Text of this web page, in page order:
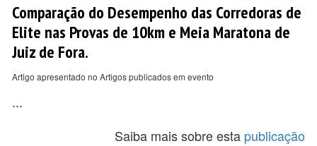
Comparação do Desempenho das Corredoras de
Elite nas Provas de 10km e Meia Maratona de
Juiz de Fora.
Artigo apresentado no Artigos publicados em evento
...
Saiba mais sobre esta publicação